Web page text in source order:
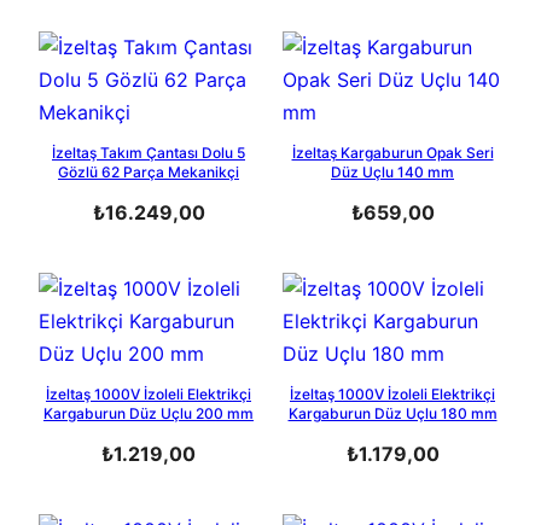
İzeltaş Takım Çantası Dolu 5
Gözlü 62 Parça Mekanikçi
₺16.249,00
İzeltaş Kargaburun Opak Seri
Düz Uçlu 140 mm
₺659,00
İzeltaş 1000V İzoleli Elektrikçi
Kargaburun Düz Uçlu 200 mm
₺1.219,00
İzeltaş 1000V İzoleli Elektrikçi
Kargaburun Düz Uçlu 180 mm
₺1.179,00